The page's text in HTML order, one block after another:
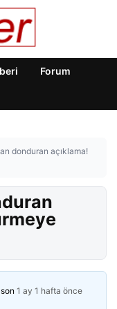
Forum
donduran açıklama!
1 ay 1 hafta önce